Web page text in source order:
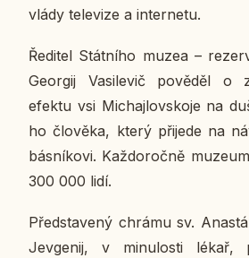
vlády te­le­vi­ze a in­ter­ne­tu.
Ře­di­tel Stát­ní­ho muzea –
Ge­or­gij Vasi­le­vič po­vě­děl o
efektu vsi Mi­chaj­lov­sko­je na
ho člo­vě­ka, který při­je­de na
bás­ní­ko­vi. Kaž­do­roč­ně
300 000 lidí.
Před­sta­ve­ný chrámu sv.
Je­v­ge­nij, v mi­nu­los­ti lékař,